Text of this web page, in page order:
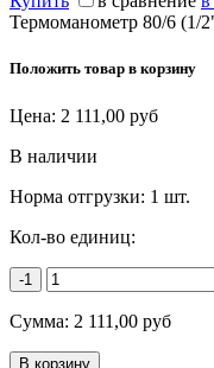
Термоманометр 80/6 (1/
Положить товар в корзину
Цена: 2 111,00 руб
В наличии
Норма отгрузки: 1 шт.
Кол-во единиц:
-1
Сумма: 2 111,00 руб